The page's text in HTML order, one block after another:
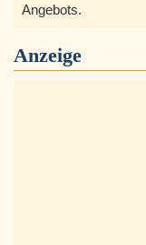
Angebots.
Anzeige